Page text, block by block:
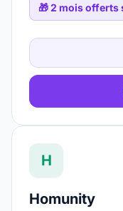
🎁2 mois offerts
H
Homunity